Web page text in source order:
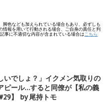
色なども加えられている場合もあり、必ずしも
報を用いて行動される場合、ご自身の責任と判
事に不適切な内容が含まれている場合は こちら
いでしょ？」イクメン気取りの
ピール…すると同僚が【私の義
】 by 尾持トモ